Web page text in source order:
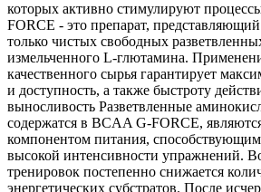
которых активно стимулируют
FORCE - это препарат,
только чистых свободных
измельченного L-глютамина.
качественного сырья гарантирует
и доступность, а также быстроту
выносливость Разветвленные
содержатся в BCAA G-FORCE,
компонентом питания,
высокой интенсивности упражнений.
тренировок постепенно снижается
энергетических субстратов. После